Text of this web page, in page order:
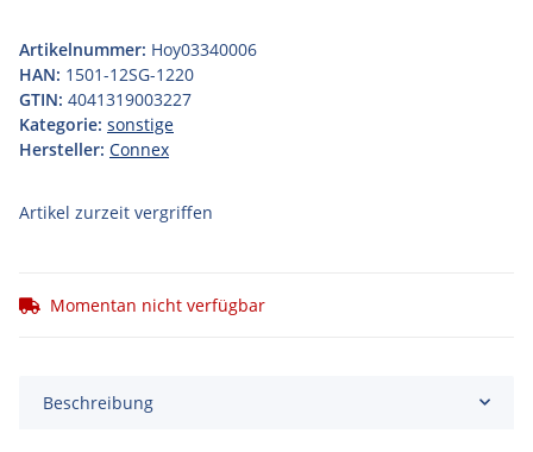
Artikelnummer: Hoy03340006
HAN: 1501-12SG-1220
GTIN: 4041319003227
Kategorie: sonstige
Hersteller: Connex
Artikel zurzeit vergriffen
Momentan nicht verfügbar
Beschreibung